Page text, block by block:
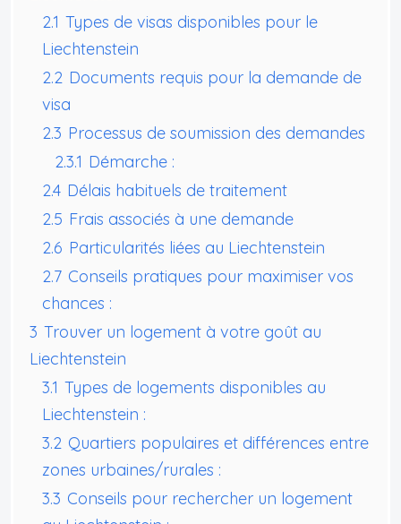
2.1 Types de visas disponibles pour le
Liechtenstein
2.2 Documents requis pour la demande de
visa
2.3 Processus de soumission des demandes
2.3.1 Démarche :
2.4 Délais habituels de traitement
2.5 Frais associés à une demande
2.6 Particularités liées au Liechtenstein
2.7 Conseils pratiques pour maximiser vos
chances :
3 Trouver un logement à votre goût au
Liechtenstein
3.1 Types de logements disponibles au
Liechtenstein :
3.2 Quartiers populaires et différences entre
zones urbaines/rurales :
3.3 Conseils pour rechercher un logement